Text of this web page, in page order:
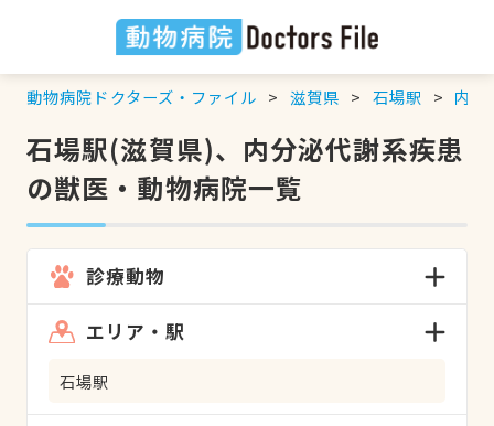
動物病院ドクターズ・ファイル 滋賀県 石場駅 内分
石場駅(滋賀県)、内分泌代謝系疾患
の獣医・動物病院一覧
診療動物
エリア・駅
石場駅